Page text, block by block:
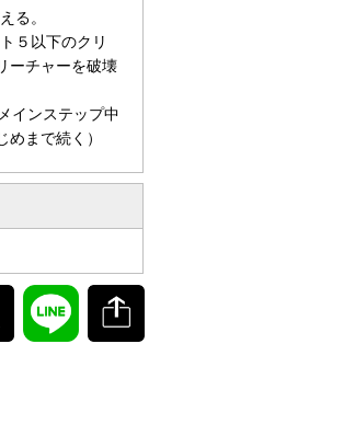
る。
５以下のクリ
ーチャーを破壊
インステップ中
まで続く）